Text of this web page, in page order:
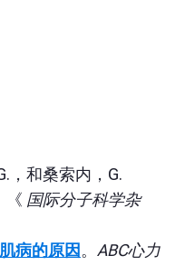
，和桑索内，G.
《 国际分子科学杂
病的原因 。 ABC心力